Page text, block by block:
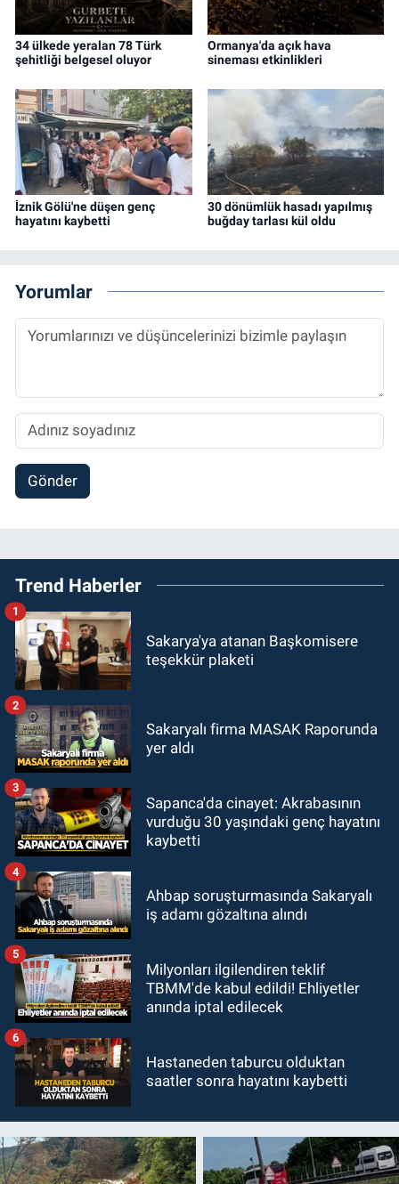
34 ülkede yeralan 78 Türk
şehitliği belgesel oluyor
Ormanya'da açık hava
sineması etkinlikleri
İznik Gölü'ne düşen genç
hayatını kaybetti
30 dönümlük hasadı yapılmış
buğday tarlası kül oldu
Yorumlar
Gönder
Trend Haberler
Sakarya'ya atanan Başkomisere
teşekkür plaketi
1
Sakaryalı firma MASAK Raporunda
yer aldı
2
Sapanca'da cinayet: Akrabasının
vurduğu 30 yaşındaki genç hayatını
kaybetti
3
Ahbap soruşturmasında Sakaryalı
iş adamı gözaltına alındı
4
Milyonları ilgilendiren teklif
TBMM'de kabul edildi! Ehliyetler
anında iptal edilecek
5
Hastaneden taburcu olduktan
saatler sonra hayatını kaybetti
6